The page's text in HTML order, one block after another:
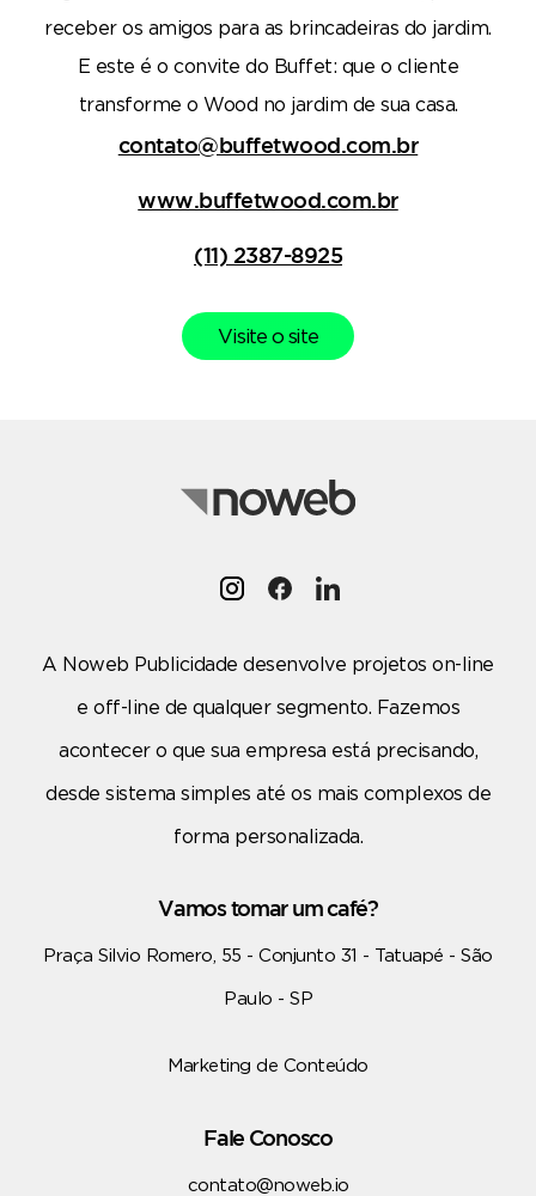
receber os amigos para as brincadeiras do jardim.
E este é o convite do Buffet: que o cliente
transforme o Wood no jardim de sua casa.
contato@buffetwood.com.br
www.buffetwood.com.br
(11) 2387-8925
Visite o site
A Noweb Publicidade desenvolve projetos on-line
e off-line de qualquer segmento. Fazemos
acontecer o que sua empresa está precisando,
desde sistema simples até os mais complexos de
forma personalizada.
Vamos tomar um café?
Praça Silvio Romero, 55 - Conjunto 31 - Tatuapé - São
Paulo - SP
Marketing de Conteúdo
Fale Conosco
contato@noweb.io